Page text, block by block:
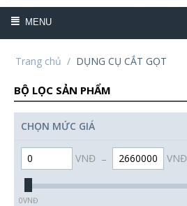
MENU
Trang chủ / DỤNG CỤ CẮT GỌT
BỘ LỌC SẢN PHẨM
CHỌN MỨC GIÁ
VNĐ – VNĐ
0VNĐ